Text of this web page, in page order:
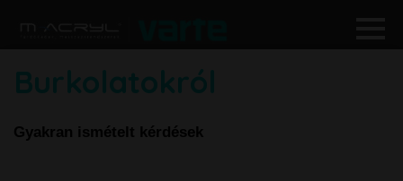
Burkolatokról
Gyakran ismételt kérdések